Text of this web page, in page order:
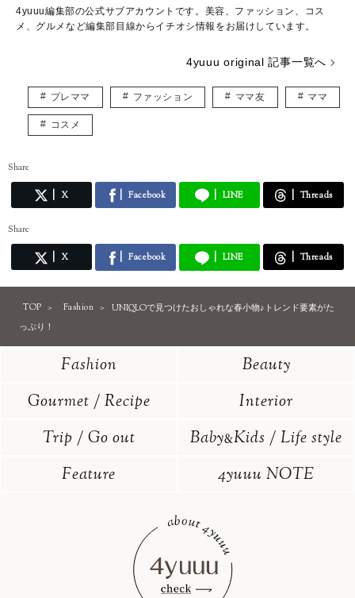
4yuuu編集部の公式サブアカウントです。美容、ファッション、コス
メ、グルメなど編集部目線からイチオシ情報をお届けしています。
4yuuu original 記事一覧へ
プレママ ファッション ママ友 ママ
コスメ
Share
X Facebook LINE Threads
Share
X Facebook LINE Threads
TOP Fashion
UNIQLOで見つけたおしゃれな春小物♪トレンド要素がた
っぷり！
Fashion
Beauty
Gourmet / Recipe
Interior
Trip / Go out
Baby&Kids / Life style
Feature
4yuuu NOTE